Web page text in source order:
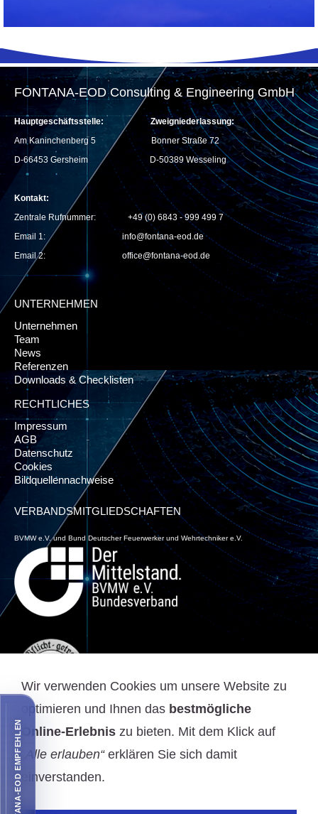
FONTANA-EOD EMPFEHLEN
FONTANA-EOD Consulting & Engineering GmbH
Hauptgeschäftsstelle:
Zweigniederlassung:
Am Kaninchenberg 5 Bonner Straße 72
D-66453 Gersheim D-50389 Wesseling
Kontakt:
Zentrale Rufnummer: +49 (0) 6843 - 999 499 7
Email 1:info@fontana-eod.de
Email 2: office@fontana-eod.de
UNTERNEHMEN
Unternehmen
Team
News
Referenzen
Downloads & Checklisten
RECHTLICHES
Impressum
AGB
Datenschutz
Cookies
Bildquellennachweise
VERBANDSMITGLIEDSCHAFTEN
BVMW e.V. und Bund Deutscher Feuerwerker und Wehrtechniker e.V.
WIRTSCHAFTLICHE MITGLIEDSCHAFT
Wir verwenden Cookies um unsere Website zu
optimieren und Ihnen das bestmögliche
Online-Erlebnis zu bieten. Mit dem Klick auf
„Alle erlauben“erklären Sie sich damit
einverstanden.